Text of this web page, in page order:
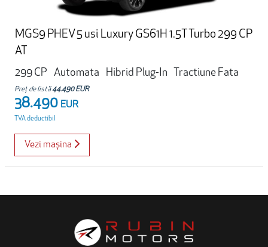
MGS9 PHEV 5 usi Luxury GS61H 1.5T Turbo 299 CP
AT
299 CP
Automata Hibrid Plug-In Tractiune Fata
Preț de listă44.490 EUR
38.490 EUR
TVA deductibil
Vezi mașina